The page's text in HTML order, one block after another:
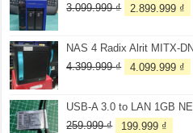
3.099.999₫
Giá
3.099.999 ₫.
2.899.999 ₫
NAS 4 Radix Alrit MITX-
4.399.999₫
Giá
4.399.999 ₫.
4.099.999 ₫
USB-A 3.0 to LAN 1GB
259.999₫
Giá
199.999 ₫